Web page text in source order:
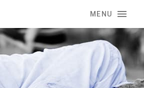
MENU